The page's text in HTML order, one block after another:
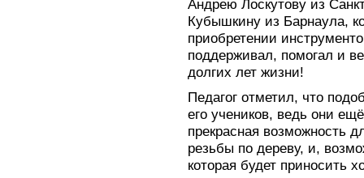
Андрею Лоскутову из
Кубышкину из Барнаула,
приобретении
поддерживал, помогал и
долгих лет жизни!
Педагог отметил, что
его учеников, ведь они
прекрасная возможность
резьбы по дереву, и,
которая будет приносить